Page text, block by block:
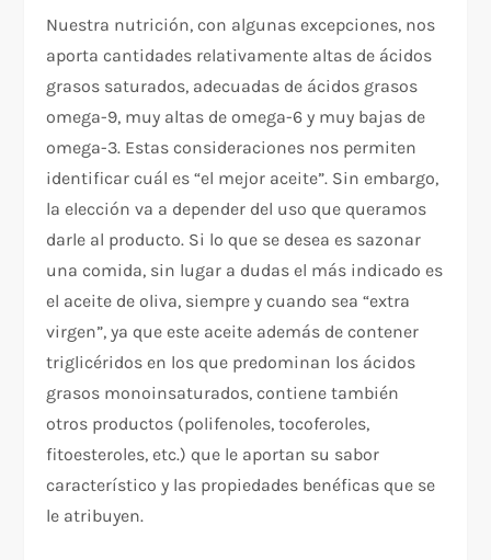
Nuestra nutrición, con algunas excepciones, nos
aporta cantidades relativamente altas de ácidos
grasos saturados, adecuadas de ácidos grasos
omega-9, muy altas de omega-6 y muy bajas de
omega-3. Estas consideraciones nos permiten
identificar cuál es “el mejor aceite”. Sin embargo,
la elección va a depender del uso que queramos
darle al producto. Si lo que se desea es sazonar
una comida, sin lugar a dudas el más indicado es
el aceite de oliva, siempre y cuando sea “extra
virgen”, ya que este aceite además de contener
triglicéridos en los que predominan los ácidos
grasos monoinsaturados, contiene también
otros productos (polifenoles, tocoferoles,
fitoesteroles, etc.) que le aportan su sabor
característico y las propiedades benéficas que se
le atribuyen.